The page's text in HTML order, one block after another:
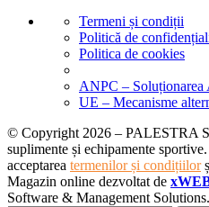
Termeni și condiții
Politică de
Politica de cookies
ANPC –
UE – Mecanisme
© Copyright 2026 – PALESTRA
suplimente și echipamente
acceptarea termenilor și condițiilor
Magazin online dezvoltat de
Software & Management